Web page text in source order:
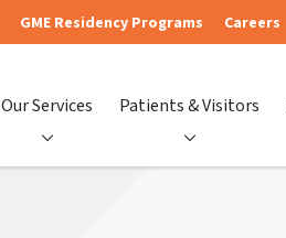
GME Residency Programs Careers
Our Services Patients & Visitors